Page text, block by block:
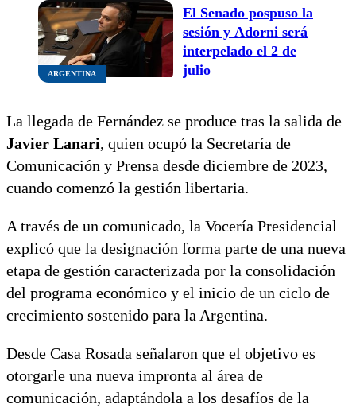
frazadas
ARGENTINA
El Senado pospuso la
sesión y Adorni será
interpelado el 2 de
julio
La llegada de Fernández se produce tras la salida de
Javier Lanari, quien ocupó la Secretaría de
Comunicación y Prensa desde diciembre de 2023,
cuando comenzó la gestión libertaria.
A través de un comunicado, la Vocería Presidencial
explicó que la designación forma parte de una nueva
etapa de gestión caracterizada por la consolidación
del programa económico y el inicio de un ciclo de
crecimiento sostenido para la Argentina.
Desde Casa Rosada señalaron que el objetivo es
otorgarle una nueva impronta al área de
comunicación, adaptándola a los desafíos de la